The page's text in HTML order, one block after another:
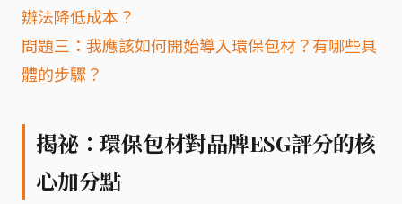
辦法降低成本？
問題三：我應該如何開始導入環保包材？有哪些具
體的步驟？
揭祕：環保包材對品牌ESG評分的核
心加分點